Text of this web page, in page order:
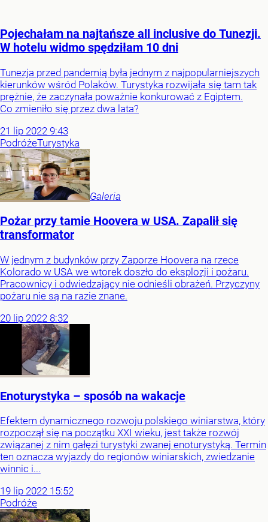
Pojechałam na najtańsze all inclusive do Tunezji.
W hotelu widmo spędziłam 10 dni
Tunezja przed pandemią była jednym z najpopularniejszych
kierunków wśród Polaków. Turystyka rozwijała się tam tak
prężnie, że zaczynała poważnie konkurować z Egiptem.
Co zmieniło się przez dwa lata?
21 lip 2022 9:43
PodróżeTurystyka
Galeria
Pożar przy tamie Hoovera w USA. Zapalił się
transformator
W jednym z budynków przy Zaporze Hoovera na rzece
Kolorado w USA we wtorek doszło do eksplozji i pożaru.
Pracownicy i odwiedzający nie odnieśli obrażeń. Przyczyny
pożaru nie są na razie znane.
20 lip 2022 8:32
Enoturystyka – sposób na wakacje
Efektem dynamicznego rozwoju polskiego winiarstwa, który
rozpoczął się na początku XXI wieku, jest także rozwój
związanej z nim gałęzi turystyki zwanej enoturystyką. Termin
ten oznacza wyjazdy do regionów winiarskich, zwiedzanie
winnic i...
19 lip 2022 15:52
Podróże